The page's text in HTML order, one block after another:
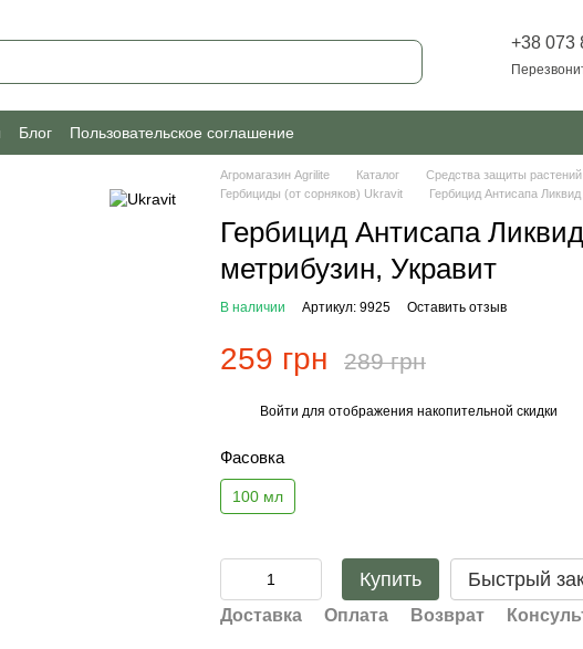
+38 073
Блог Пользовательское соглашение
Агромагазин Agrilite Каталог Средства защиты растений
Гербициды (от сорняков) Ukravit
Гербицид Антисапа
Гербицид Антисапа
метрибузин, Укравит
В наличии Артикул: 9925 Оставить отзыв
259 грн 289 грн
Войти для отображения накопительной скидки
Фасовка
100 мл
Купить Быстрый
Доставка Оплата Возврат